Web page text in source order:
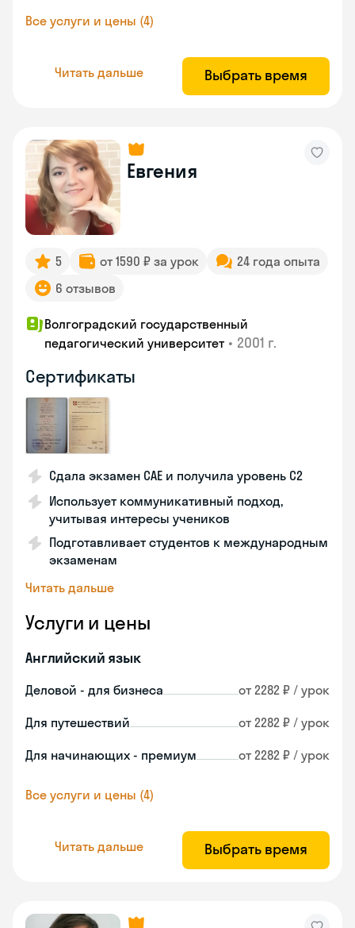
Все услуги и цены (4)
Читать дальше Выбрать время
Евгения
5 от 1590 ₽ за урок
24 года опыта
6 отзывов
Волгоградский государственный
педагогический университет • 2001 г.
Сертификаты
Сдала экзамен CAE и получила уровень С2
Использует коммуникативный подход,
учитывая интересы учеников
Подготавливает студентов к международным
экзаменам
Читать дальше
Услуги и цены
Английский язык
Деловой - для бизнеса от 2282 ₽ / урок
Для путешествий от 2282 ₽ / урок
Для начинающих - премиум от 2282 ₽ / урок
Все услуги и цены (4)
Читать дальше Выбрать время